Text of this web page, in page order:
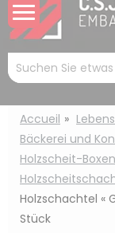
Mots
clés
:
Accueil
Bäckerei und
Holzscheit-Boxen
Holzschachtel «
Stück